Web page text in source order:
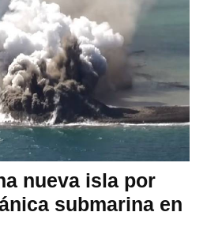
nueva isla por
submarina en